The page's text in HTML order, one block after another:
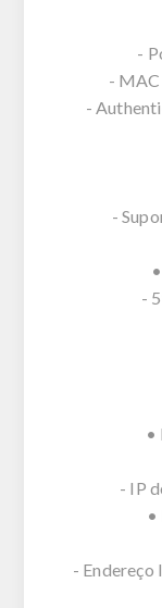
-
-
-
-
-
•
- IP
•
-